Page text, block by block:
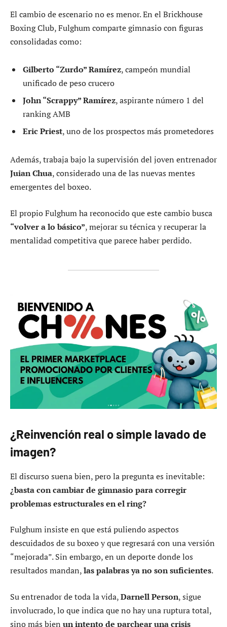
El cambio de escenario no es menor. En el Brickhouse
Boxing Club, Fulghum comparte gimnasio con figuras
consolidadas como:
Gilberto “Zurdo” Ramírez, campeón mundial
unificado de peso crucero
John “Scrappy” Ramírez, aspirante número 1 del
ranking AMB
Eric Priest, uno de los prospectos más prometedores
Además, trabaja bajo la supervisión del joven entrenador
Juian Chua, considerado una de las nuevas mentes
emergentes del boxeo.
El propio Fulghum ha reconocido que este cambio busca
“volver a lo básico”, mejorar su técnica y recuperar la
mentalidad competitiva que parece haber perdido.
¿Reinvención real o simple lavado de
imagen?
El discurso suena bien, pero la pregunta es inevitable:
¿basta con cambiar de gimnasio para corregir
problemas estructurales en el ring?
Fulghum insiste en que está puliendo aspectos
descuidados de su boxeo y que regresará con una versión
“mejorada”. Sin embargo, en un deporte donde los
resultados mandan,las palabras ya no son suficientes.
Su entrenador de toda la vida,Darnell Person, sigue
involucrado, lo que indica que no hay una ruptura total,
sino más bien un intento de parchear una crisis